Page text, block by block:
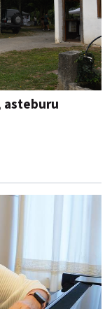
asteburu